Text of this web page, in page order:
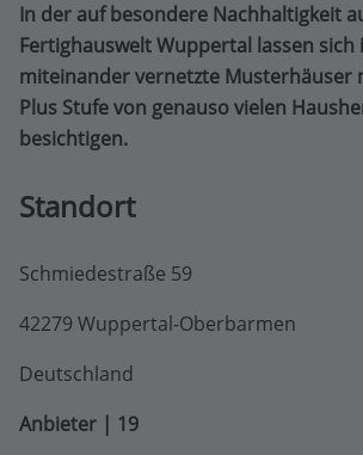
In der auf besondere Nachhaltigkeit
Fertighauswelt Wuppertal lassen sich
miteinander vernetzte Musterhäuser
Plus Stufe von genauso vielen
besichtigen.
Standort
Schmiedestraße 59
42279 Wuppertal-Oberbarmen
Deutschland
Anbieter | 19